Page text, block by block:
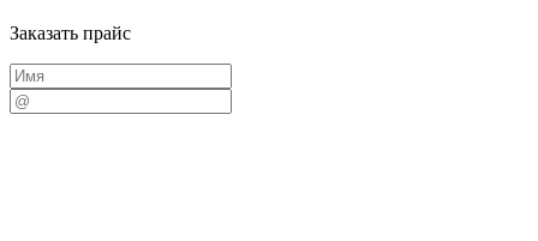
Заказать прайс